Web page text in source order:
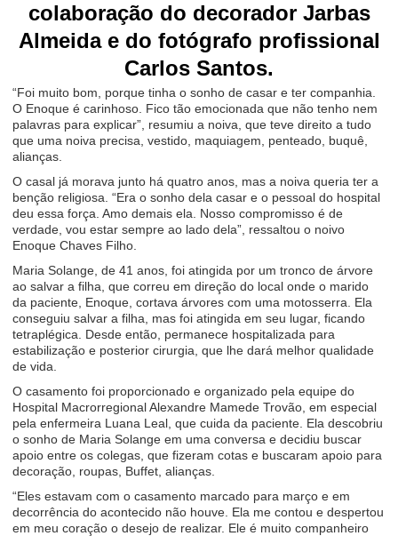
colaboração do decorador Jarbas
Almeida e do fotógrafo profissional
Carlos Santos.
“Foi muito bom, porque tinha o sonho de casar e ter companhia.
O Enoque é carinhoso. Fico tão emocionada que não tenho nem
palavras para explicar”, resumiu a noiva, que teve direito a tudo
que uma noiva precisa, vestido, maquiagem, penteado, buquê,
alianças.
O casal já morava junto há quatro anos, mas a noiva queria ter a
benção religiosa. “Era o sonho dela casar e o pessoal do hospital
deu essa força. Amo demais ela. Nosso compromisso é de
verdade, vou estar sempre ao lado dela”, ressaltou o noivo
Enoque Chaves Filho.
Maria Solange, de 41 anos, foi atingida por um tronco de árvore
ao salvar a filha, que correu em direção do local onde o marido
da paciente, Enoque, cortava árvores com uma motosserra. Ela
conseguiu salvar a filha, mas foi atingida em seu lugar, ficando
tetraplégica. Desde então, permanece hospitalizada para
estabilização e posterior cirurgia, que lhe dará melhor qualidade
de vida.
O casamento foi proporcionado e organizado pela equipe do
Hospital Macrorregional Alexandre Mamede Trovão, em especial
pela enfermeira Luana Leal, que cuida da paciente. Ela descobriu
o sonho de Maria Solange em uma conversa e decidiu buscar
apoio entre os colegas, que fizeram cotas e buscaram apoio para
decoração, roupas, Buffet, alianças.
“Eles estavam com o casamento marcado para março e em
decorrência do acontecido não houve. Ela me contou e despertou
em meu coração o desejo de realizar. Ele é muito companheiro